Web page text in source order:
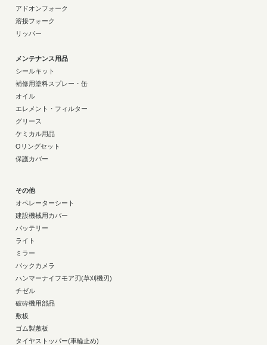
アドオンフォーク
溶接フォーク
リッパー
メンテナンス用品
シールキット
補修用塗料スプレー・缶
オイル
エレメント・フィルター
グリース
ケミカル用品
Oリングセット
保護カバー
その他
オペレーターシート
建設機械用カバー
バッテリー
ライト
ミラー
バックカメラ
ハンマーナイフモア刃(草刈機刃)
チゼル
破砕機用部品
敷板
ゴム製敷板
タイヤストッパー(車輪止め)